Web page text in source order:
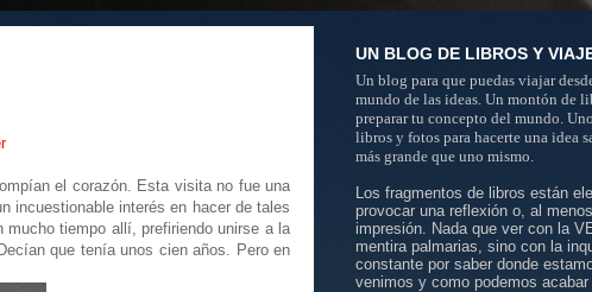
el corazón. Esta visita no fue una
incuestionable interés en hacer de tales
tiempo allí, prefiriendo unirse a la
que tenía unos cien años. Pero en
UN BLOG DE LIBROS Y
Un blog para que puedas viajar
mundo de las ideas. Un montón de
preparar tu concepto del mundo.
libros y fotos para hacerte una idea
más grande que uno mismo.
Los fragmentos de libros están
provocar una reflexión o, al
impresión. Nada que ver con la
mentira palmarias, sino con la
constante por saber donde
venimos y como podemos acabar